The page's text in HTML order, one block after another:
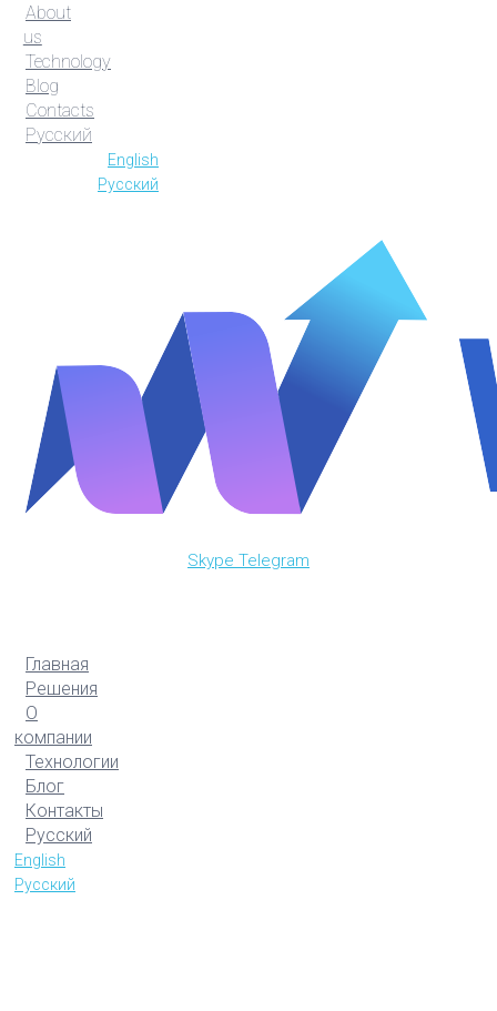
About
us
Technology
Blog
Contacts
Русский
English
Русский
Skype Telegram
Главная
Решения
О
компании
Технологии
Блог
Контакты
Русский
English
Русский